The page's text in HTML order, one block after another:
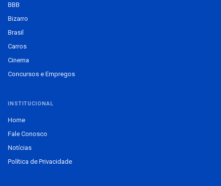
BBB
Bizarro
Brasil
Carros
Cinema
Concursos e Empregos
INSTITUCIONAL
Home
Fale Conosco
Notícias
Política de Privacidade